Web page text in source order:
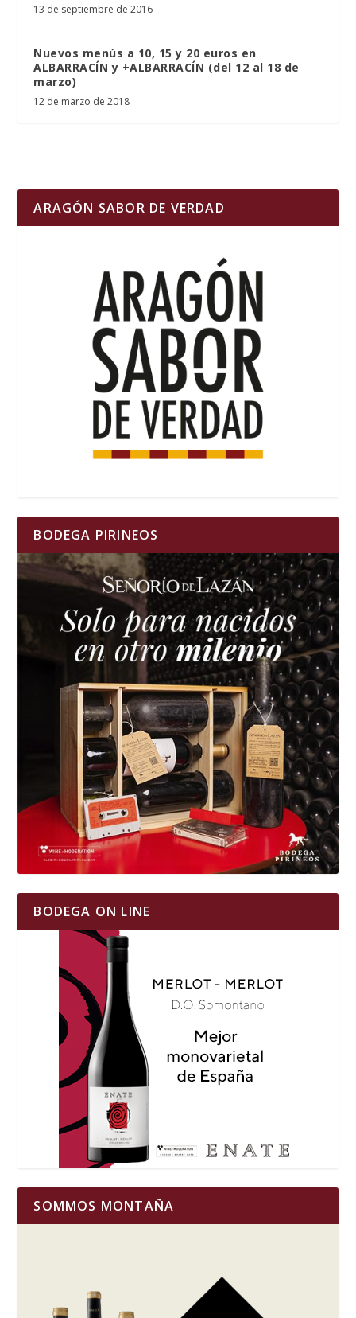
13 de septiembre de 2016
Nuevos menús a 10, 15 y 20 euros en
ALBARRACÍN y +ALBARRACÍN (del 12 al 18 de
marzo)
12 de marzo de 2018
ARAGÓN SABOR DE VERDAD
BODEGA PIRINEOS
BODEGA ON LINE
SOMMOS MONTAÑA